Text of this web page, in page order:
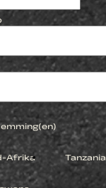
Afrika Tanzania